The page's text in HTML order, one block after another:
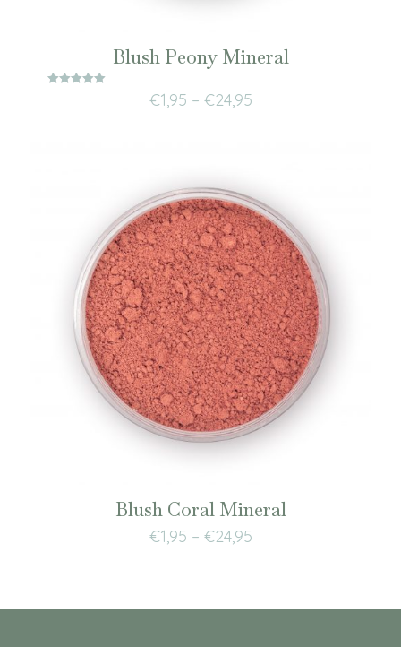
Blush Peony Mineral
€1,95 – €24,95
Blush Coral Mineral
€1,95 – €24,95